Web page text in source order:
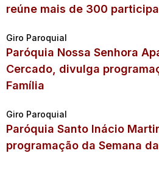
reúne mais de 300
Giro Paroquial
Paróquia Nossa Senhora
Cercado, divulga
Família
Giro Paroquial
Paróquia Santo Inácio
programação da Semana